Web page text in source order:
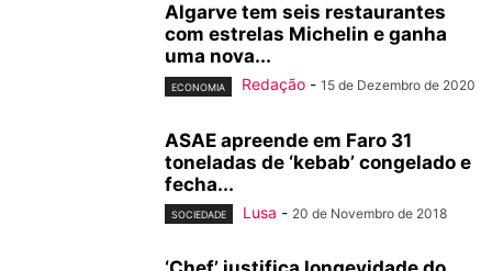
Algarve tem seis restaurantes
com estrelas Michelin e ganha
uma nova...
ECONOMIA Redação - 15 de Dezembro de 2020
ASAE apreende em Faro 31
toneladas de ‘kebab’ congelado e
fecha...
SOCIEDADE Lusa - 20 de Novembro de 2018